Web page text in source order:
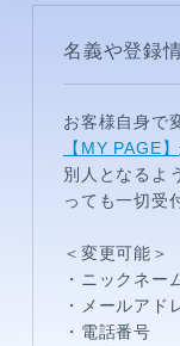
名義や登録
お客様自身で
【MY PAGE】
別人となるよ
っても一切受
＜変更可能＞
・ニックネー
・メールアド
・電話番号